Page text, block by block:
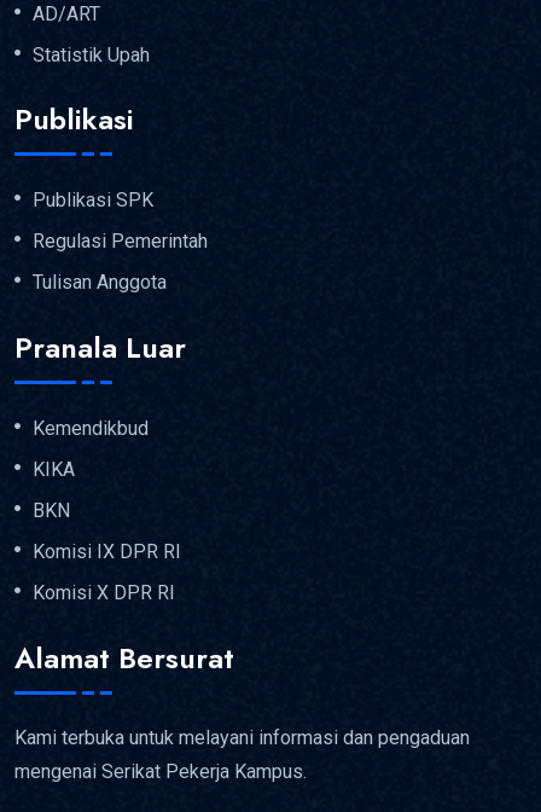
AD/ART
Statistik Upah
Publikasi
Publikasi SPK
Regulasi Pemerintah
Tulisan Anggota
Pranala Luar
Kemendikbud
KIKA
BKN
Komisi IX DPR RI
Komisi X DPR RI
Alamat Bersurat
Kami terbuka untuk melayani informasi dan pengaduan
mengenai Serikat Pekerja Kampus.